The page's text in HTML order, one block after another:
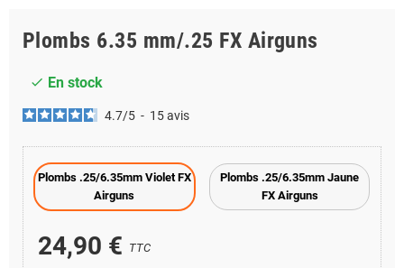
Plombs 6.35 mm/.25 FX Airguns
check En stock
4.7/5 - 15avis
Plombs .25/6.35mm Violet FX
Airguns
Plombs .25/6.35mm Jaune
FX Airguns
24,90 € TTC